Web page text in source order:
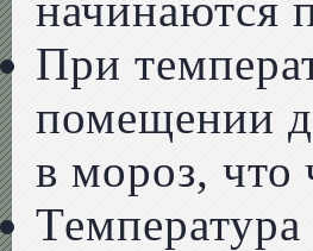
При
помещении
в мороз, что